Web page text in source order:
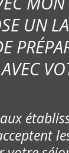
UN